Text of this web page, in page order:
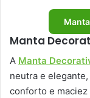
Manta
A Manta
neutra e
conforto e maciez